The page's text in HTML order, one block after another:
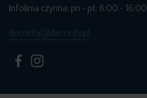
Infolinia czynna: pn - pt: 8:00 - 16:00
decority@decority.pl